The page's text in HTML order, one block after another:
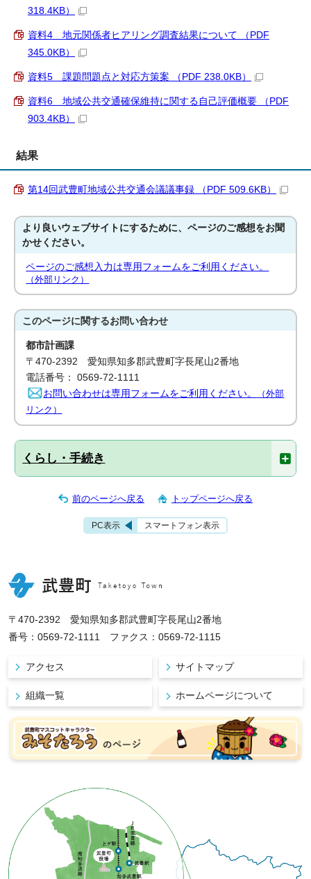
318.4KB）
資料4 地元関係者ヒアリング調査結果について （PDF
345.0KB）
資料5 課題問題点と対応方策案 （PDF 238.0KB）
資料6 地域公共交通確保維持に関する自己評価概要 （PDF
903.4KB）
結果
第14回武豊町地域公共交通会議議事録 （PDF 509.6KB）
より良いウェブサイトにするために、ページのご感想をお聞
かせください。
ページのご感想入力は専用フォームをご利用ください。
（外部リンク）
このページに関するお問い合わせ
都市計画課
〒470-2392 愛知県知多郡武豊町字長尾山2番地
電話番号： 0569-72-1111
お問い合わせは専用フォームをご利用ください。
（外部
リンク）
くらし・手続き
前のページへ戻る トップページへ戻る
PC表示 スマートフォン表示
〒470-2392 愛知県知多郡武豊町字長尾山2番地
番号：0569-72-1111 ファクス：0569-72-1115
アクセス サイトマップ
組織一覧 ホームページについて